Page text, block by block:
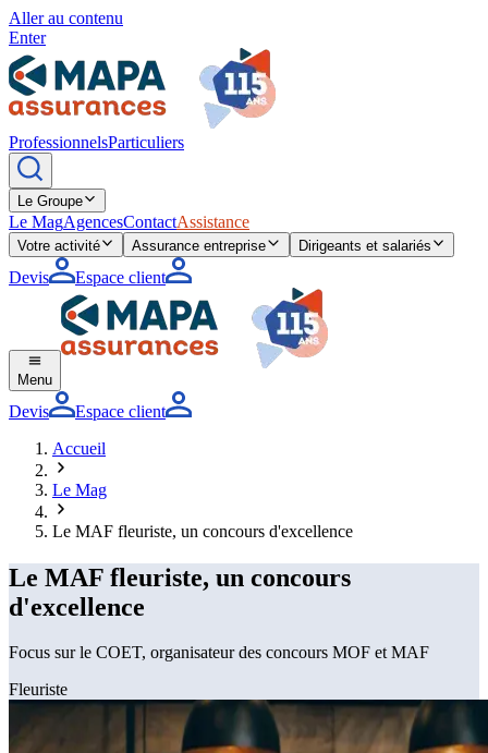
Aller au contenu
Enter
ProfessionnelsParticuliers
Le Groupe
Le MagAgencesContactAssistance
Votre activité Assurance entreprise Dirigeants et salariés
Devis Espace client
Menu
Devis
Espace client
Accueil
Le Mag
Le MAF fleuriste, un concours d'excellence
Le MAF fleuriste, un concours
d'excellence
Focus sur le COET, organisateur des concours MOF et MAF
Fleuriste